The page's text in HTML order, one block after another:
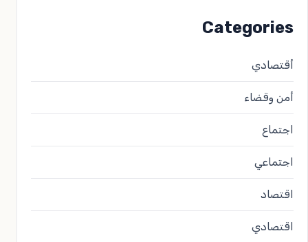
Categories
أقتصادي
أمن وقضاء
اجتماع
اجتماعي
اقتصاد
اقتصادي